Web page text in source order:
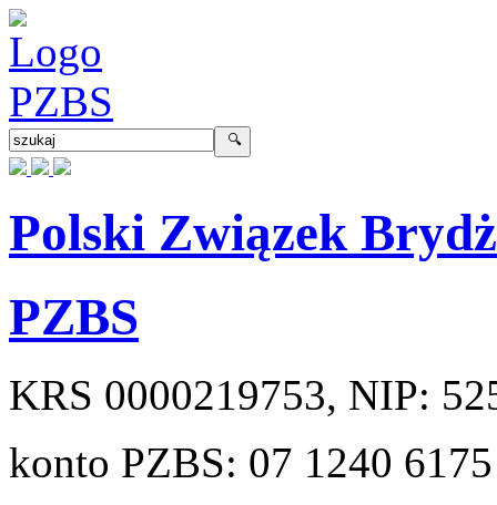
Polski Związek
PZBS
KRS 0000219753, NIP:
konto PZBS: 07 1240